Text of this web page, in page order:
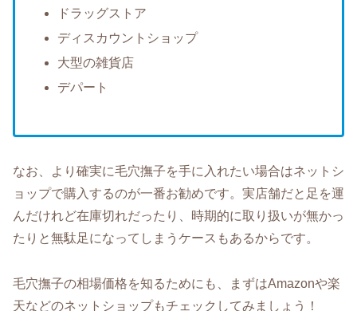
ドラッグストア
ディスカウントショップ
大型の雑貨店
デパート
なお、より確実に毛穴撫子を手に入れたい場合はネットシ
ョップで購入するのが一番お勧めです。実店舗だと足を運
んだけれど在庫切れだったり、時期的に取り扱いが無かっ
たりと無駄足になってしまうケースもあるからです。
毛穴撫子の相場価格を知るためにも、まずはAmazonや楽
天などのネットショップもチェックしてみましょう！